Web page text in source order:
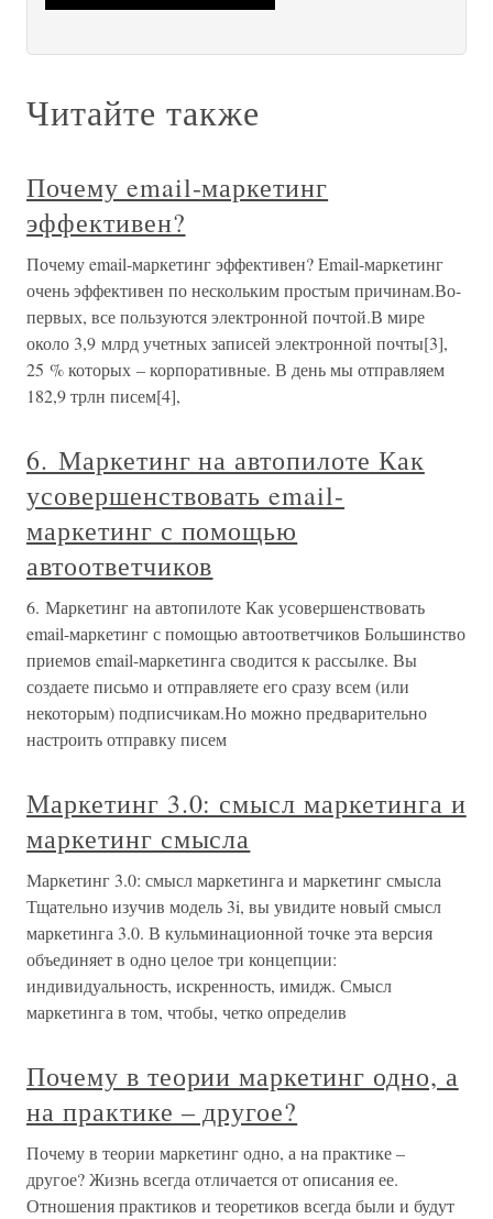
Читайте также
Почему email-маркетинг
эффективен?
Почему email-маркетинг эффективен? Email-маркетинг
очень эффективен по нескольким простым причинам.Во-
первых, все пользуются электронной почтой.В мире
около 3,9 млрд учетных записей электронной почты[3],
25 % которых – корпоративные. В день мы отправляем
182,9 трлн писем[4],
6. Маркетинг на автопилоте Как
усовершенствовать email-
маркетинг с помощью
автоответчиков
6. Маркетинг на автопилоте Как усовершенствовать
email-маркетинг с помощью автоответчиков Большинство
приемов email-маркетинга сводится к рассылке. Вы
создаете письмо и отправляете его сразу всем (или
некоторым) подписчикам.Но можно предварительно
настроить отправку писем
Маркетинг 3.0: смысл маркетинга и
маркетинг смысла
Маркетинг 3.0: смысл маркетинга и маркетинг смысла
Тщательно изучив модель 3i, вы увидите новый смысл
маркетинга 3.0. В кульминационной точке эта версия
объединяет в одно целое три концепции:
индивидуальность, искренность, имидж. Смысл
маркетинга в том, чтобы, четко определив
Почему в теории маркетинг одно, а
на практике – другое?
Почему в теории маркетинг одно, а на практике –
другое? Жизнь всегда отличается от описания ее.
Отношения практиков и теоретиков всегда были и будут